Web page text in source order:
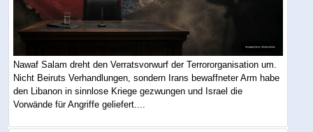
Nawaf Salam dreht den Verratsvorwurf der Terrororganisation um.
Nicht Beiruts Verhandlungen, sondern Irans bewaffneter Arm habe
den Libanon in sinnlose Kriege gezwungen und Israel die
Vorwände für Angriffe geliefert....